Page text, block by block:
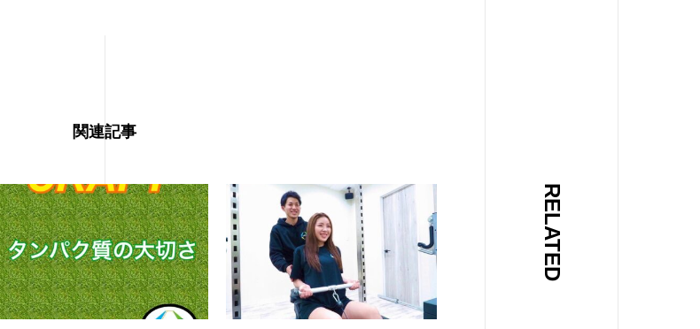
RELATED
関連記事